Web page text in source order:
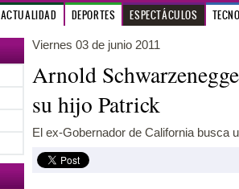
ACTUALIDAD DEPORTES ESPECTÁCULOS
Viernes 03 de junio 2011
Arnold
su hijo Patrick
El ex-Gobernador de California busca